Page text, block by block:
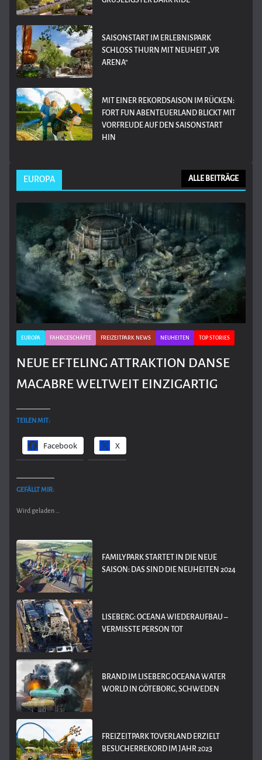
SAISONSTART IM ERLEBNISPARK
SCHLOSS THURN MIT NEUHEIT „VR
ARENA“
MIT EINER REKORDSAISON IM RÜCKEN:
FORT FUN ABENTEUERLAND BLICKT MIT
VORFREUDE AUF DEN SAISONSTART
HIN
EUROPA ALLE BEITRÄGE
EUROPA FAHRGESCHÄFTE FREIZEITPARK NEWS NEUHEITEN TOP STORIES
NEUE EFTELING ATTRAKTION DANSE
MACABRE WELTWEIT EINZIGARTIG
TEILEN MIT:
Facebook X
GEFÄLLT MIR:
Wird geladen …
FAMILYPARK STARTET IN DIE NEUE
SAISON: DAS SIND DIE NEUHEITEN 2024
LISEBERG: OCEANA WIEDERAUFBAU –
VERMISSTE PERSON TOT
BRAND IM LISEBERG OCEANA WATER
WORLD IN GÖTEBORG, SCHWEDEN
FREIZEITPARK TOVERLAND ERZIELT
BESUCHERREKORD IM JAHR 2023